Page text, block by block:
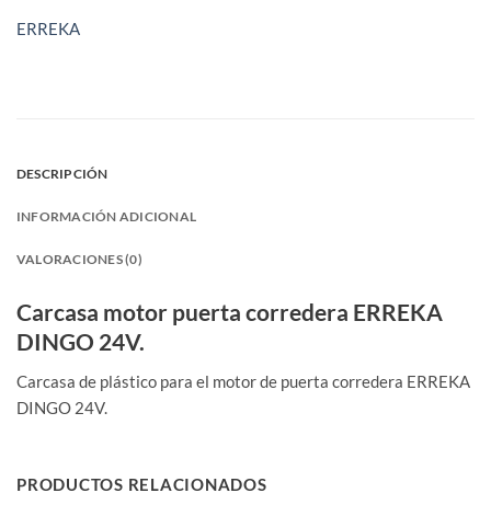
ERREKA
DESCRIPCIÓN
INFORMACIÓN ADICIONAL
VALORACIONES (0)
Carcasa motor puerta corredera ERREKA
DINGO 24V.
Carcasa de plástico para el motor de puerta corredera ERREKA
DINGO 24V.
PRODUCTOS RELACIONADOS